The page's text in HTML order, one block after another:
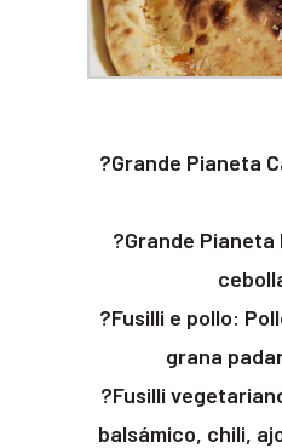
?Grande Pianeta
?Grande
?Fusilli e pollo:
grana
?Fusilli
balsámico, chili,